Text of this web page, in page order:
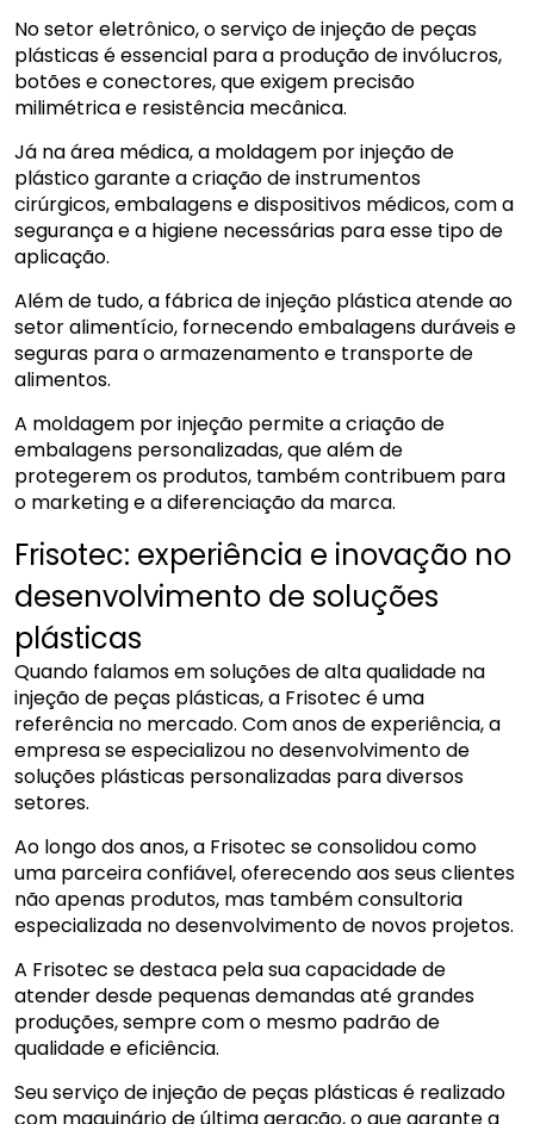
No setor eletrônico, o serviço de injeção de peças
plásticas é essencial para a produção de invólucros,
botões e conectores, que exigem precisão
milimétrica e resistência mecânica.
Já na área médica, a moldagem por injeção de
plástico garante a criação de instrumentos
cirúrgicos, embalagens e dispositivos médicos, com a
segurança e a higiene necessárias para esse tipo de
aplicação.
Além de tudo, a fábrica de injeção plástica atende ao
setor alimentício, fornecendo embalagens duráveis e
seguras para o armazenamento e transporte de
alimentos.
A moldagem por injeção permite a criação de
embalagens personalizadas, que além de
protegerem os produtos, também contribuem para
o marketing e a diferenciação da marca.
Frisotec: experiência e inovação no
desenvolvimento de soluções
plásticas
Quando falamos em soluções de alta qualidade na
injeção de peças plásticas, a Frisotec é uma
referência no mercado. Com anos de experiência, a
empresa se especializou no desenvolvimento de
soluções plásticas personalizadas para diversos
setores.
Ao longo dos anos, a Frisotec se consolidou como
uma parceira confiável, oferecendo aos seus clientes
não apenas produtos, mas também consultoria
especializada no desenvolvimento de novos projetos.
A Frisotec se destaca pela sua capacidade de
atender desde pequenas demandas até grandes
produções, sempre com o mesmo padrão de
qualidade e eficiência.
Seu serviço de injeção de peças plásticas é realizado
com maquinário de última geração, o que garante a